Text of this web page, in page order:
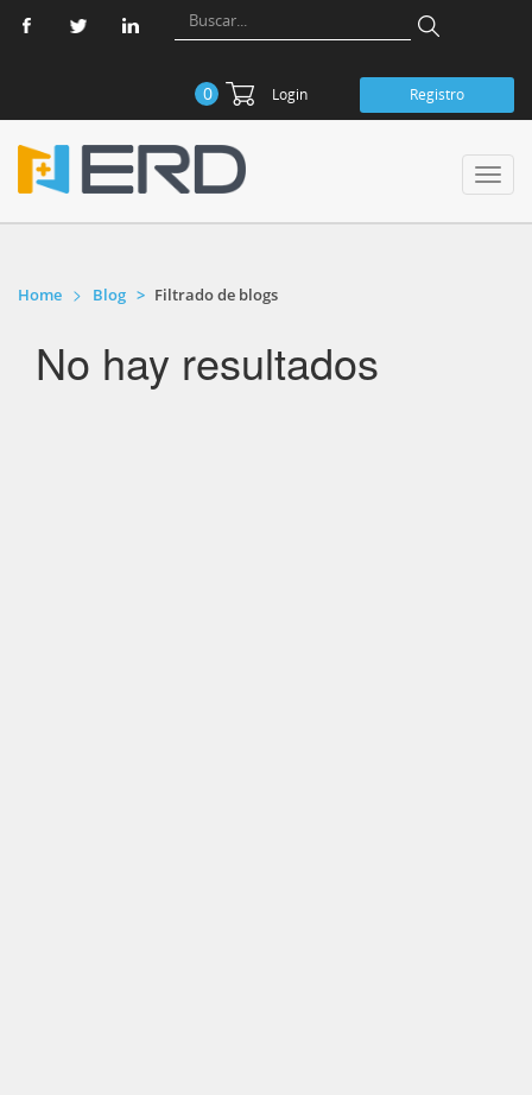
0 Login Registro
Home Blog Filtrado de blogs
No hay resultados